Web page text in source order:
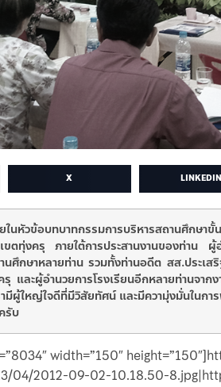
X LINKEDIN
ายในหัวข้อบทบาทกรรมการบริหารสถาน
ขตทุ่งครุ ภายใต้การประสานงานของท่าน
นศึกษาหลายท่าน รวมทั้งท่านอดีต สส.ประเ
และผู้อำนวยการโรงเรียนอีกหลายท่านจาก
ามีผู้ใหญ่ใจดีที่มีวิสัยทัศน์ และมีความุ่งมั่นในก
รับ
width=”150″
04/2012-09-02-10.18.50-